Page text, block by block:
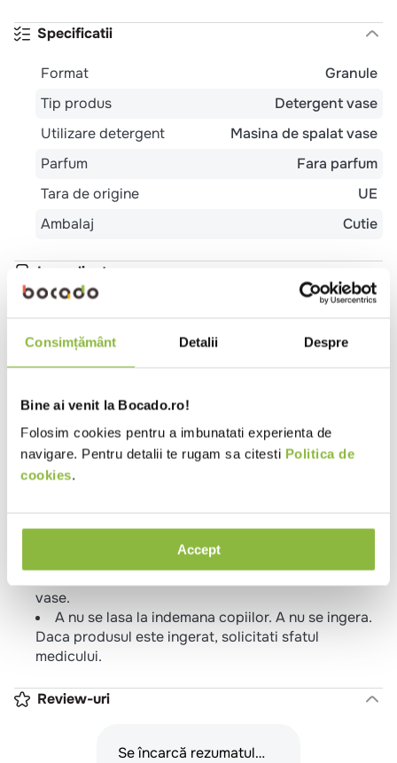
Consimțământ Detalii Despre
Bine ai venit la Bocado.ro!
Folosim cookies pentru a imbunatati experienta de
navigare. Pentru detalii te rugam sa citesti Politica de
cookies.
Accept
Specificatii
Format
Granule
Tip produs
Detergent vase
Utilizare detergent
Masina de spalat vase
Parfum
Fara parfum
Tara de origine
UE
Ambalaj
Cutie
Ingrediente
Clorura de sodiu.
Instructiuni pentru utilizare
instructiunilor producatorului.
nivelul sarii si mentineti rezervorul plin cu Finish
Sare.
Este recomandata mai ales daca locuiti intr-o
vase.
A nu se lasa la indemana copiilor. A nu se ingera.
Daca produsul este ingerat, solicitati sfatul
medicului.
Review-uri
Se încarcă rezumatul…